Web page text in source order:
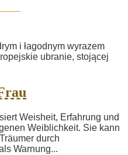
Weisheit, Erfahrung und
Weiblichkeit. Sie kann
durch
Warnung...